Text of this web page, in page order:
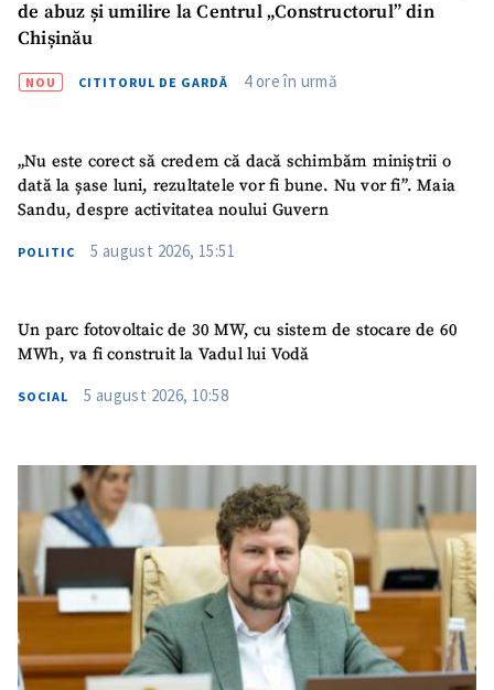
de abuz și umilire la Centrul „Constructorul” din
Chișinău
NOU CITITORUL DE GARDĂ 4 ore în urmă
„Nu este corect să credem că dacă schimbăm miniștrii o
dată la șase luni, rezultatele vor fi bune. Nu vor fi”. Maia
Sandu, despre activitatea noului Guvern
POLITIC 5 august 2026, 15:51
Un parc fotovoltaic de 30 MW, cu sistem de stocare de 60
MWh, va fi construit la Vadul lui Vodă
SOCIAL 5 august 2026, 10:58